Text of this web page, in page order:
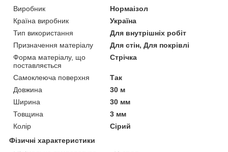
Виробник
Нормаізол
Країна виробник
Україна
Тип використання
Для внутрішніх робіт
Призначення матеріалу
Для стін, Для покрівлі
Форма матеріалу, що
поставляється
Стрічка
Самоклеюча поверхня
Так
Довжина
30 м
Ширина
30 мм
Товщина
3 мм
Колір
Сірий
Фізичні характеристики